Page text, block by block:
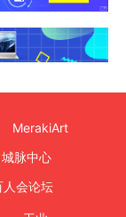
MerakiArt
城脉中心
人会论坛